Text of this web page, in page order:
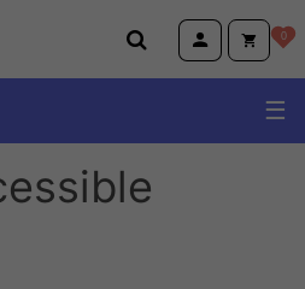
0